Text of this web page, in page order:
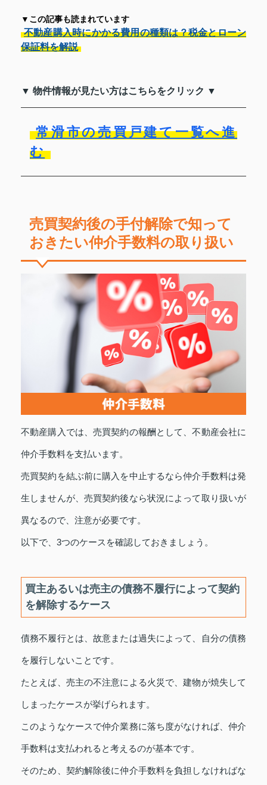
▼この記事も読まれています
不動産購入時にかかる費用の種類は？税金とローン
保証料を解説
▼ 物件情報が見たい方はこちらをクリック ▼
常滑市の売買戸建て一覧へ進
む
売買契約後の手付解除で知って
おきたい仲介手数料の取り扱い
不動産購入では、売買契約の報酬として、不動産会社に
仲介手数料を支払います。
売買契約を結ぶ前に購入を中止するなら仲介手数料は発
生しませんが、売買契約後なら状況によって取り扱いが
異なるので、注意が必要です。
以下で、3つのケースを確認しておきましょう。
買主あるいは売主の債務不履行によって契約
を解除するケース
債務不履行とは、故意または過失によって、自分の債務
を履行しないことです。
たとえば、売主の不注意による火災で、建物が焼失して
しまったケースが挙げられます。
このようなケースで仲介業務に落ち度がなければ、仲介
手数料は支払われると考えるのが基本です。
そのため、契約解除後に仲介手数料を負担しなければな